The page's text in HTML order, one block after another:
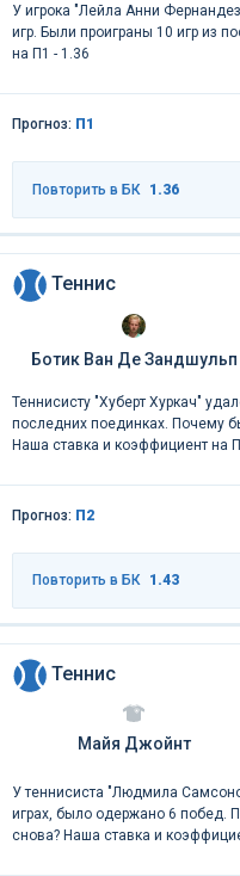
У игрока "Лейла Анни
игр. Были проиграны 10 игр из
на П1 - 1.36
Прогноз: П1
Повторить в БК 1.36
Теннис
Ботик Ван Де Зандшульп
Теннисисту "Хуберт Хуркач"
последних поединках. Почему
Наша ставка и коэффициент на
Прогноз: П2
Повторить в БК 1.43
Теннис
Майя Джойнт
У теннисиста "Людмила
играх, было одержано 6 побед.
снова? Наша ставка и